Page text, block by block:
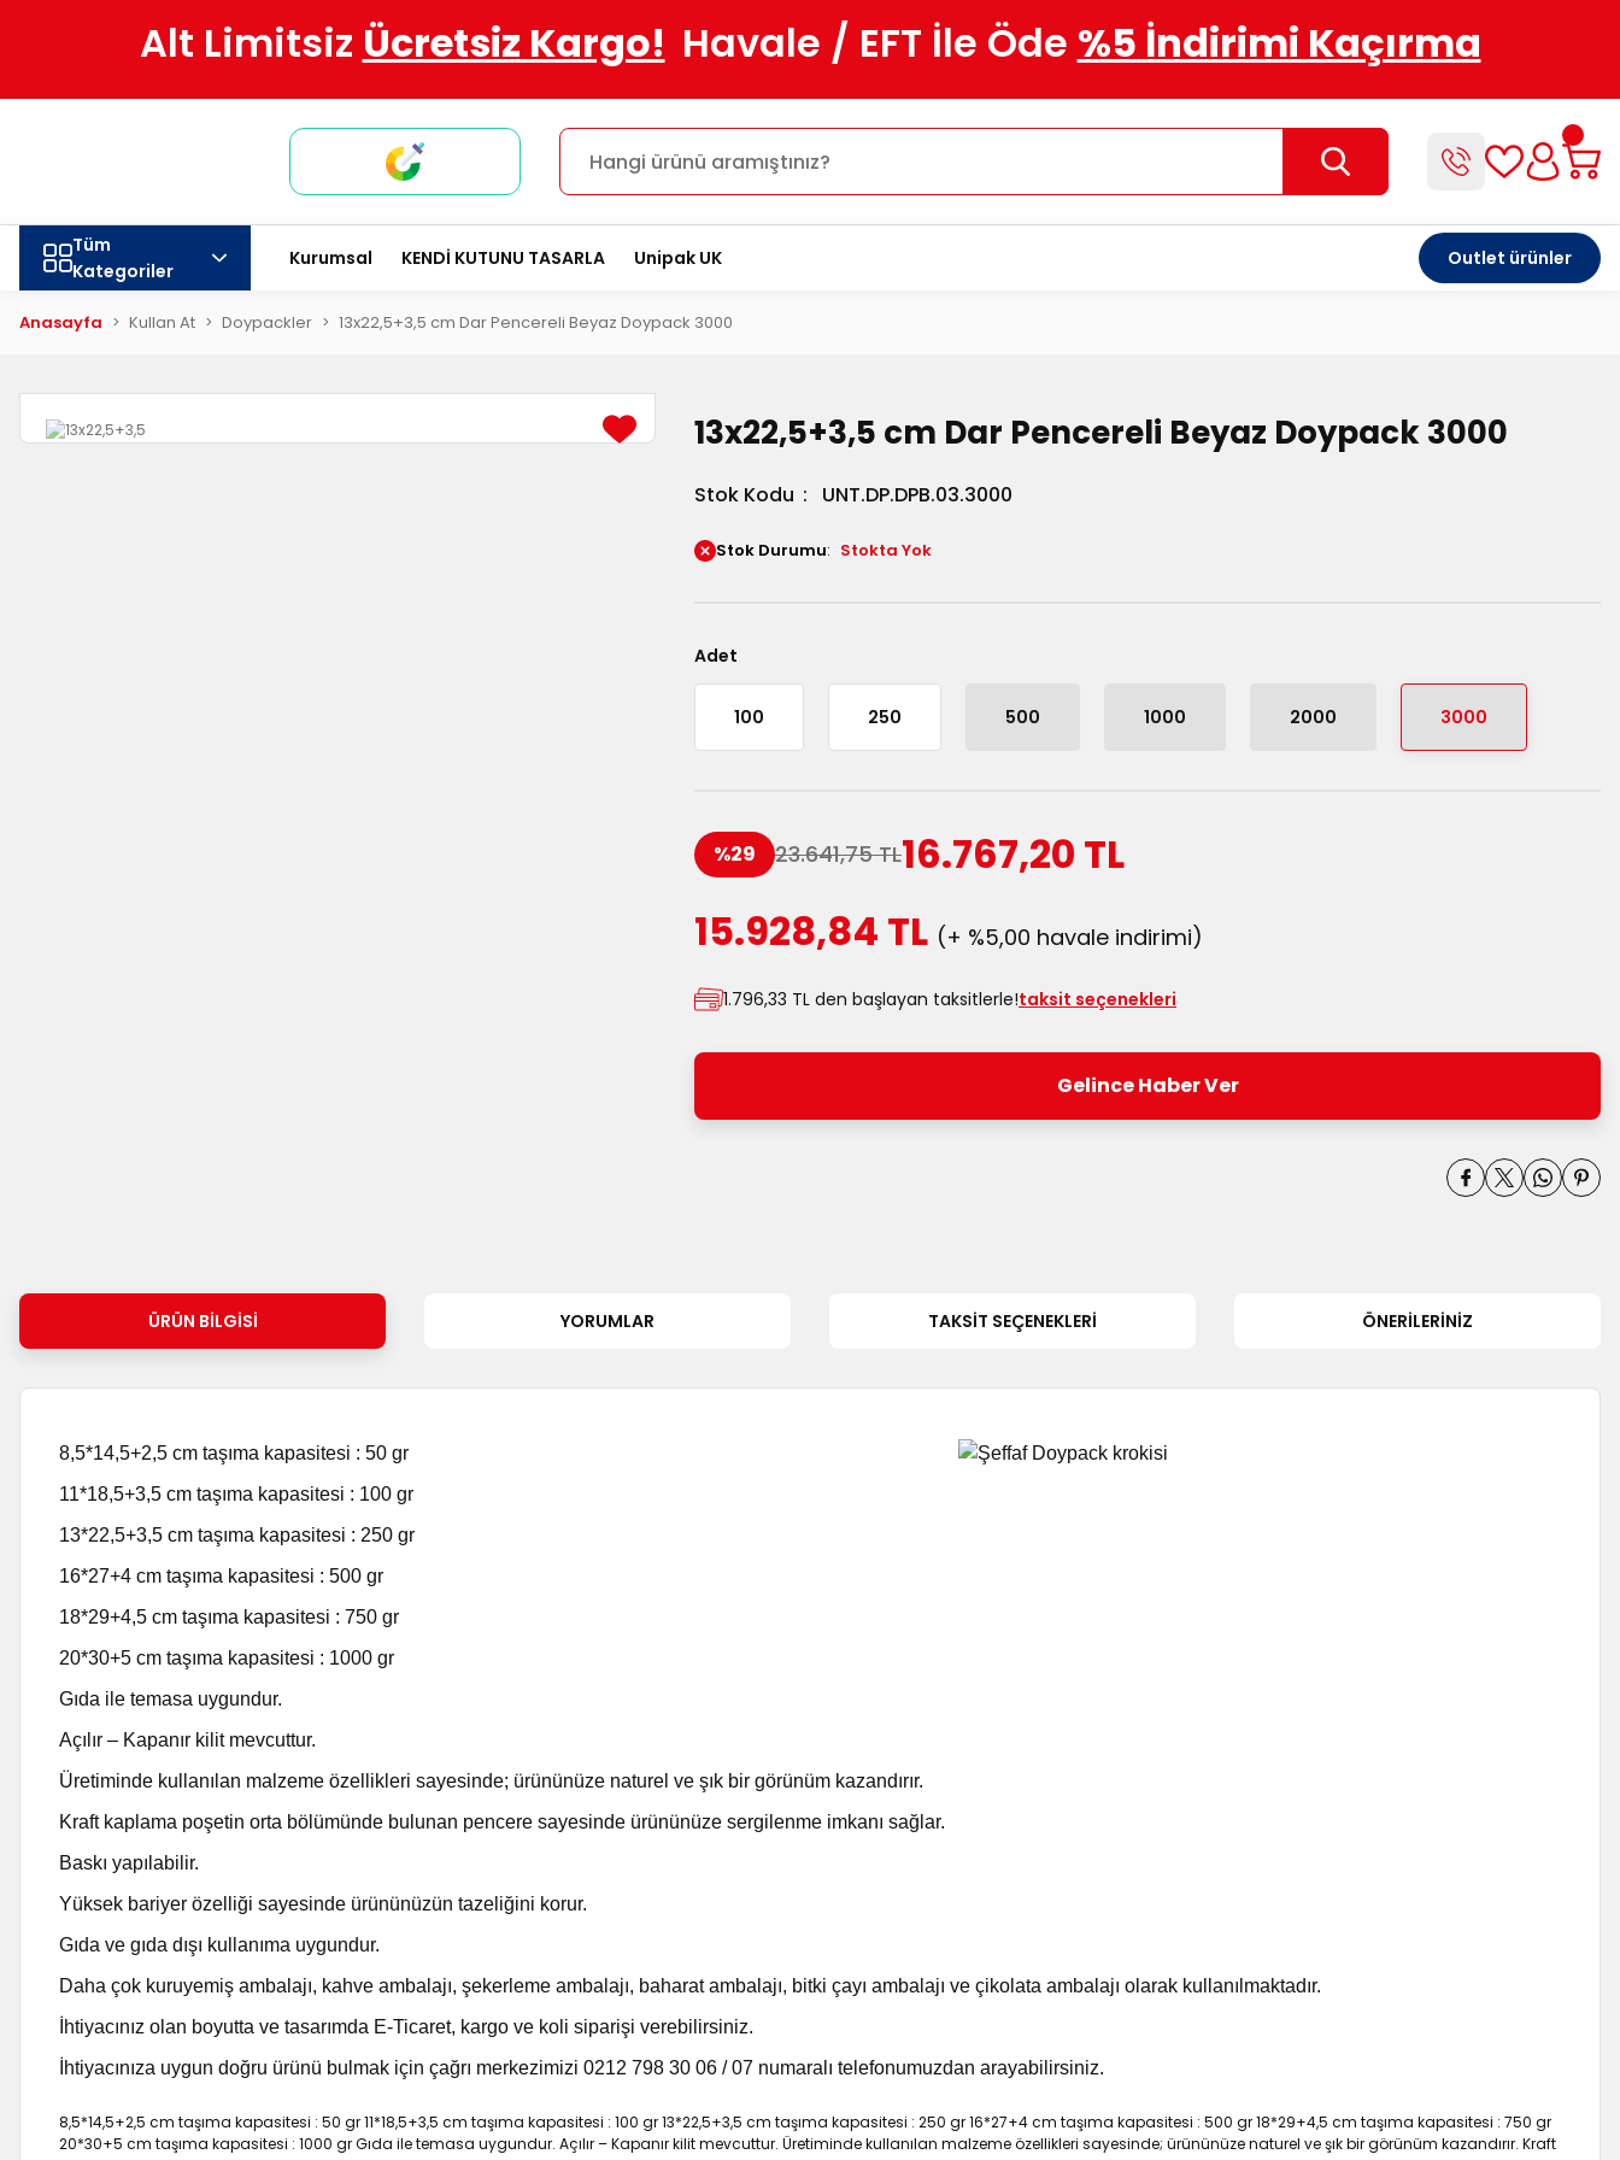
Alt Limitsiz Ücretsiz Kargo! Havale / EFT İle Öde %5 İndirimi Kaçırma
Tüm
Kategoriler
Kurumsal KENDİ KUTUNU TASARLA Unipak UK Outlet ürünler
Anasayfa Kullan At Doypackler 13x22,5+3,5 cm Dar Pencereli Beyaz Doypack 3000
13x22,5+3,5 cm Dar Pencereli Beyaz Doypack 3000
Stok Kodu UNT.DP.DPB.03.3000
Stok Durumu Stokta Yok
Adet
100 250 500 1000 2000 3000
%29 23.641,75 TL16.767,20 TL
15.928,84 TL (+ %5,00 havale indirimi)
1.796,33 TL den başlayan taksitlerle!taksit seçenekleri
Gelince Haber Ver
ÜRÜN BILGISI YORUMLAR TAKSIT SEÇENEKLERI ÖNERILERINIZ
8,5*14,5+2,5 cm taşıma kapasitesi : 50 gr
11*18,5+3,5 cm taşıma kapasitesi : 100 gr
13*22,5+3,5 cm taşıma kapasitesi : 250 gr
16*27+4 cm taşıma kapasitesi : 500 gr
18*29+4,5 cm taşıma kapasitesi : 750 gr
20*30+5 cm taşıma kapasitesi : 1000 gr
Gıda ile temasa uygundur.
Açılır – Kapanır kilit mevcuttur.
Üretiminde kullanılan malzeme özellikleri sayesinde; ürününüze naturel ve şık bir görünüm kazandırır.
Kraft kaplama poşetin orta bölümünde bulunan pencere sayesinde ürününüze sergilenme imkanı sağlar.
Baskı yapılabilir.
Yüksek bariyer özelliği sayesinde ürününüzün tazeliğini korur.
Gıda ve gıda dışı kullanıma uygundur.
Daha çok kuruyemiş ambalajı, kahve ambalajı, şekerleme ambalajı, baharat ambalajı, bitki çayı ambalajı ve çikolata ambalajı olarak kullanılmaktadır.
İhtiyacınız olan boyutta ve tasarımda E-Ticaret, kargo ve koli siparişi verebilirsiniz.
İhtiyacınıza uygun doğru ürünü bulmak için çağrı merkezimizi 0212 798 30 06 / 07 numaralı telefonumuzdan arayabilirsiniz.
8,5*14,5+2,5 cm taşıma kapasitesi : 50 gr 11*18,5+3,5 cm taşıma kapasitesi : 100 gr 13*22,5+3,5 cm taşıma kapasitesi : 250 gr 16*27+4 cm taşıma kapasitesi : 500 gr 18*29+4,5 cm taşıma kapasitesi : 750 gr
20*30+5 cm taşıma kapasitesi : 1000 gr Gıda ile temasa uygundur. Açılır – Kapanır kilit mevcuttur. Üretiminde kullanılan malzeme özellikleri sayesinde; ürününüze naturel ve şık bir görünüm kazandırır. Kraft